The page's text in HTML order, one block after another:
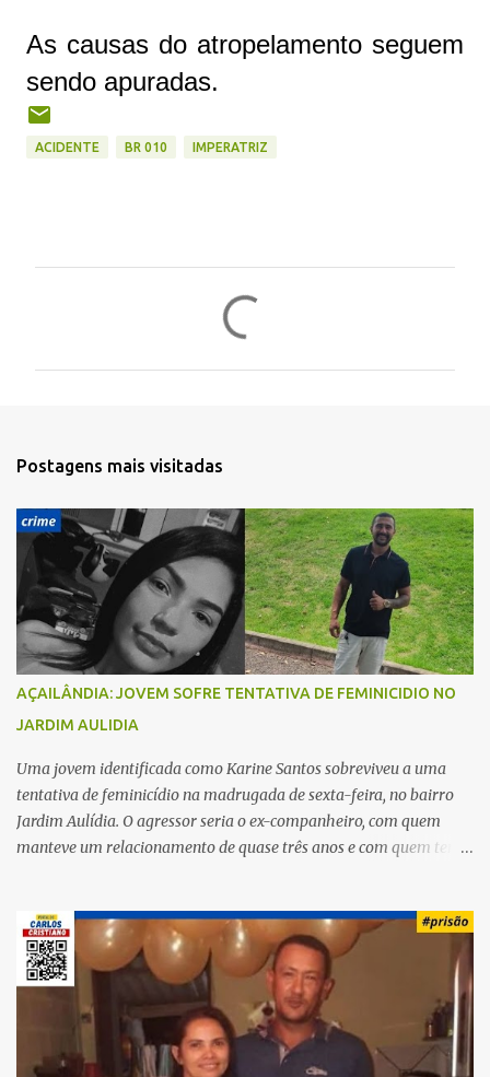
As causas do atropelamento seguem
sendo apuradas.
ACIDENTE BR 010 IMPERATRIZ
r
Postagens mais visitadas
AÇAILÂNDIA: JOVEM SOFRE TENTATIVA DE FEMINICIDIO NO
JARDIM AULIDIA
Uma jovem identificada como Karine Santos sobreviveu a uma
tentativa de feminicídio na madrugada de sexta-feira, no bairro
Jardim Aulídia. O agressor seria o ex-companheiro, com quem
manteve um relacionamento de quase três anos e com quem tem
ela deixou claro que não queria. Naquela noite, a vítima recebeu o
convite de um amigo para ir a uma festa. Ao chegar ao local,
percebeu que o ex também estava presente, mas permaneceu
tranquila durante todo o evento. O ataque aconteceu quando
Karine retornava para casa, por volta das 5h40 da manhã.
“Quando cheguei, ele estava escondido. Assim que me viu, entrou